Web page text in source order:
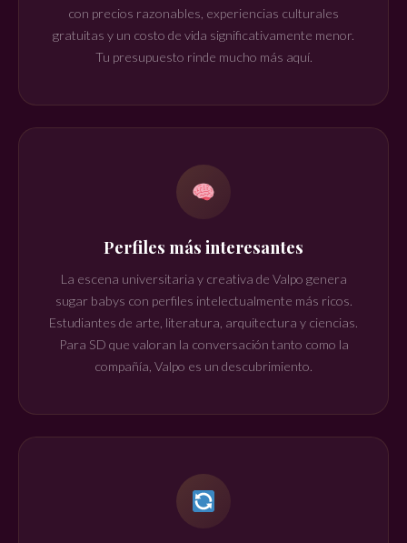
con precios razonables, experiencias culturales
gratuitas y un costo de vida significativamente menor.
Tu presupuesto rinde mucho más aquí.
Perfiles más interesantes
La escena universitaria y creativa de Valpo genera
sugar babys con perfiles intelectualmente más ricos.
Estudiantes de arte, literatura, arquitectura y ciencias.
Para SD que valoran la conversación tanto como la
compañía, Valpo es un descubrimiento.